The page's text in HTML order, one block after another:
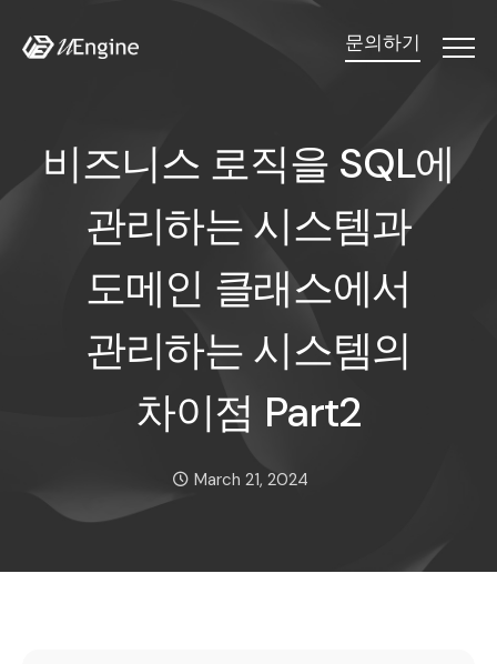
문의하기
Menu
비즈니스 로직을 SQL에
비즈니스 로직을 SQL에
관리하는 시스템과
도메인 클래스에서
관리하는 시스템의
차이점 Part2
Date:
March 21, 2024